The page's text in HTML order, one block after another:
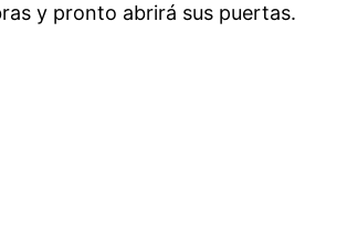
y pronto abrirá sus puertas.